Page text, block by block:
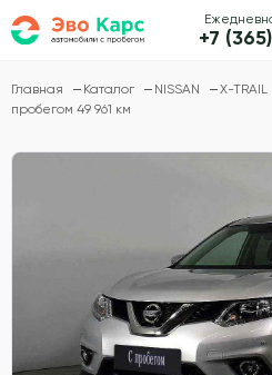
+7
Главная Каталог NISSAN X-TRAIL
пробегом 49 961 км